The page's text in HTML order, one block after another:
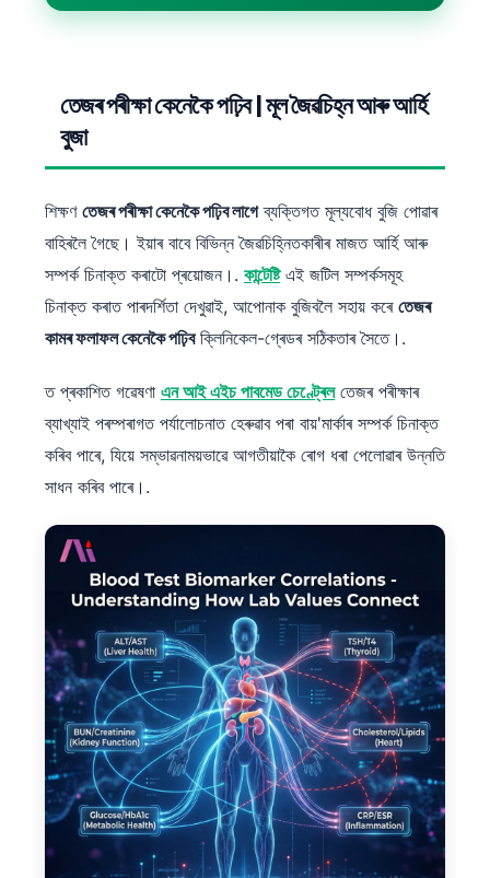
তেজৰ পৰীক্ষা কেনেকৈ পঢ়িব | মূল জৈৱচিহ্ন আৰু আৰ্হি
বুজা
শিক্ষণ তেজৰ পৰীক্ষা কেনেকৈ পঢ়িব লাগেব্যক্তিগত মূল্যবোধ বুজি পোৱাৰ
বাহিৰলৈ গৈছে। ইয়াৰ বাবে বিভিন্ন জৈৱচিহ্নিতকাৰীৰ মাজত আৰ্হি আৰু
সম্পৰ্ক চিনাক্ত কৰাটো প্ৰয়োজন।. কান্টেষ্টিএই জটিল সম্পৰ্কসমূহ
চিনাক্ত কৰাত পাৰদৰ্শিতা দেখুৱাই, আপোনাক বুজিবলৈ সহায় কৰে তেজৰ
কামৰ ফলাফল কেনেকৈ পঢ়িবক্লিনিকেল-গ্ৰেডৰ সঠিকতাৰ সৈতে।.
ত প্ৰকাশিত গৱেষণা এন আই এইচ পাবমেড চেণ্ট্ৰেলতেজৰ পৰীক্ষাৰ
ব্যাখ্যাই পৰম্পৰাগত পৰ্যালোচনাত হেৰুৱাব পৰা বায়'মাৰ্কাৰ সম্পৰ্ক চিনাক্ত
কৰিব পাৰে, যিয়ে সম্ভাৱনাময়ভাৱে আগতীয়াকৈ ৰোগ ধৰা পেলোৱাৰ উন্নতি
সাধন কৰিব পাৰে।.